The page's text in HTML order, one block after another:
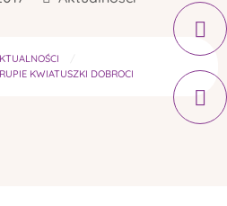
KWIATUSZKI DOBROCI